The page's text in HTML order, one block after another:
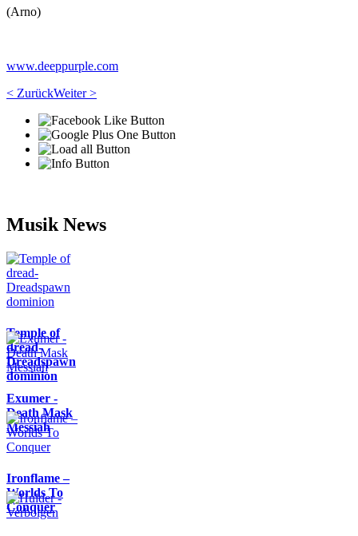
(Arno)
www.deeppurple.com
< ZurückWeiter >
Musik News
Temple of
dread-
Dreadspawn
dominion
Exumer -
Death Mask
Messiah
Ironflame –
Worlds To
Conquer